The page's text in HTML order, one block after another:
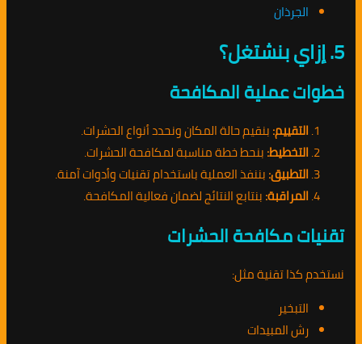
الجرذان
5. إزاي بنشتغل؟
خطوات عملية المكافحة
التقييم:بنقيم حالة المكان ونحدد أنواع الحشرات.
التخطيط:بنحط خطة مناسبة لمكافحة الحشرات.
التطبيق:بننفذ العملية باستخدام تقنيات وأدوات آمنة.
المراقبة:بنتابع النتائج لضمان فعالية المكافحة.
تقنيات مكافحة الحشرات
نستخدم كذا تقنية مثل:
التبخير
رش المبيدات